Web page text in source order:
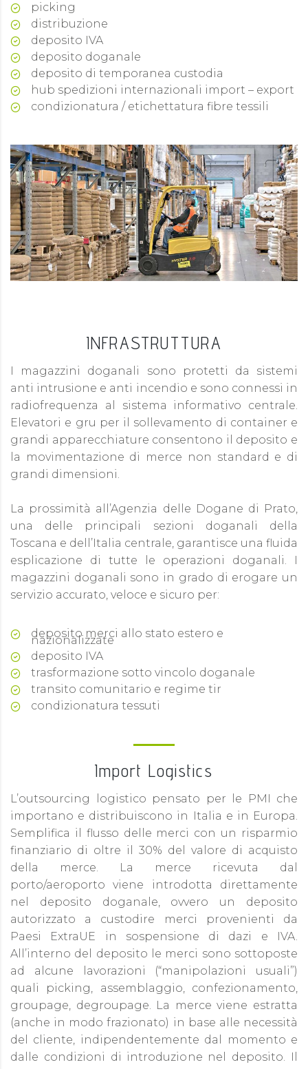
picking
distribuzione
deposito IVA
deposito doganale
deposito di temporanea custodia
hub spedizioni internazionali import – export
condizionatura / etichettatura fibre tessili
INFRASTRUTTURA
I magazzini doganali sono protetti da sistemi
anti intrusione e anti incendio e sono connessi in
radiofrequenza al sistema informativo centrale.
Elevatori e gru per il sollevamento di container e
grandi apparecchiature consentono il deposito e
la movimentazione di merce non standard e di
grandi dimensioni.
La prossimità all’Agenzia delle Dogane di Prato,
una delle principali sezioni doganali della
Toscana e dell’Italia centrale, garantisce una fluida
esplicazione di tutte le operazioni doganali. I
magazzini doganali sono in grado di erogare un
servizio accurato, veloce e sicuro per:
deposito merci allo stato estero e
nazionalizzate
deposito IVA
trasformazione sotto vincolo doganale
transito comunitario e regime tir
condizionatura tessuti
Import Logistics
L’outsourcing logistico pensato per le PMI che
importano e distribuiscono in Italia e in Europa.
Semplifica il flusso delle merci con un risparmio
finanziario di oltre il 30% del valore di acquisto
della merce. La merce ricevuta dal
porto/aeroporto viene introdotta direttamente
nel deposito doganale, ovvero un deposito
autorizzato a custodire merci provenienti da
Paesi ExtraUE in sospensione di dazi e IVA.
All’interno del deposito le merci sono sottoposte
ad alcune lavorazioni (“manipolazioni usuali”)
quali picking, assemblaggio, confezionamento,
groupage, degroupage. La merce viene estratta
(anche in modo frazionato) in base alle necessità
del cliente, indipendentemente dal momento e
dalle condizioni di introduzione nel deposito. Il